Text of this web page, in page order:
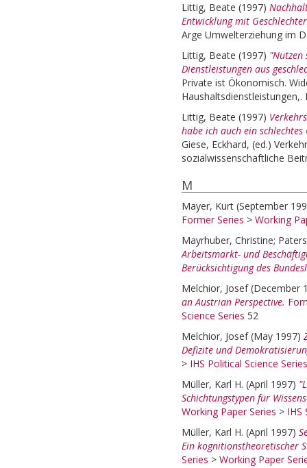
Littig, Beate (1997)
Entwicklung mit
Arge Umwelterziehung im
Littig, Beate (1997) "Nutzen
Dienstleistungen aus
Private ist Ökonomisch.
Haushaltsdienstleistungen,.
Littig, Beate (1997)
habe ich auch ein
Giese, Eckhard, (ed.)
sozialwissenschaftliche
M
Mayer, Kurt (September
Former Series > Working
Mayrhuber, Christine;
Arbeitsmarkt- und
Berücksichtigung des
Melchior, Josef (December
an Austrian Perspective.
Science Series 52
Melchior, Josef (May 1997)
Defizite und
> IHS Political Science Series
Müller, Karl H. (April 1997)
Schichtungstypen für
Working Paper Series > IHS
Müller, Karl H. (April 1997)
Ein kognitionstheoretischer
Series > Working Paper